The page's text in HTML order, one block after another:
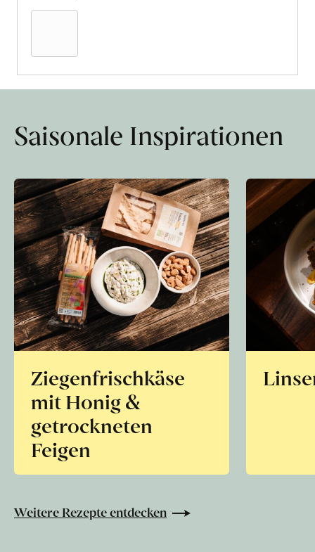
Saisonale Inspirationen
Ziegenfrischkäse
mit Honig &
getrockneten
Feigen
Weitere Rezepte entdecken